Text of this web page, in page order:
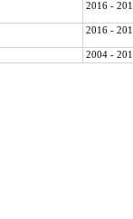
2016 -
2016 -
2004 -